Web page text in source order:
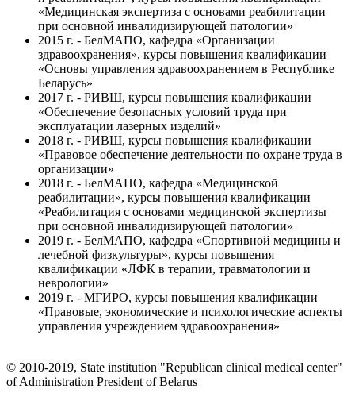
«Медицинская экспертиза с основами реабилитации
при основной инвалидизирующей патологии»
2015 г. - БелМАПО, кафедра «Организации
здравоохранения», курсы повышения квалификации
«Основы управления здравоохранением в Республике
Беларусь»
2017 г. - РИВШ, курсы повышения квалификации
«Обеспечение безопасных условий труда при
эксплуатации лазерных изделий»
2018 г. - РИВШ, курсы повышения квалификации
«Правовое обеспечение деятельности по охране труда в
организации»
2018 г. - БелМАПО, кафедра «Медицинской
реабилитации», курсы повышения квалификации
«Реабилитация с основами медицинской экспертизы
при основной инвалидизирующей патологии»
2019 г. - БелМАПО, кафедра «Спортивной медицины и
лечебной физкультуры», курсы повышения
квалификации «ЛФК в терапии, травматологии и
неврологии»
2019 г. - МГИРО, курсы повышения квалификации
«Правовые, экономические и психологические аспекты
управления учреждением здравоохранения»
© 2010-2019, State institution "Republican clinical medical center"
of Administration President of Belarus